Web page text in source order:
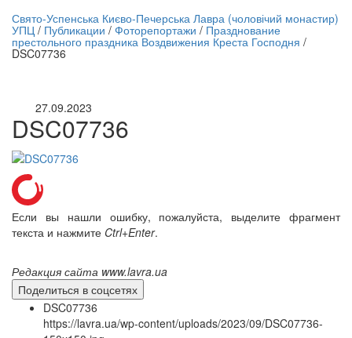
трансляция | 12 сентября
трансляции
Свято-Успенська Києво-Печерська Лавра (чоловічий монастир)
УПЦ / Публикации / Фоторепортажи / Празднование
престольного праздника Воздвижения Креста Господня /
DSC07736
27.09.2023
DSC07736
Если вы нашли ошибку, пожалуйста, выделите фрагмент
текста и нажмите Ctrl+Enter.
Редакция сайта www.lavra.ua
Поделиться в соцсетях
DSC07736
https://lavra.ua/wp-content/uploads/2023/09/DSC07736-